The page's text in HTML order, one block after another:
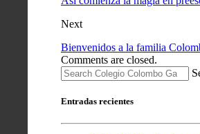
Next
Bienvenidos a la familia
Comments are closed.
Entradas recientes